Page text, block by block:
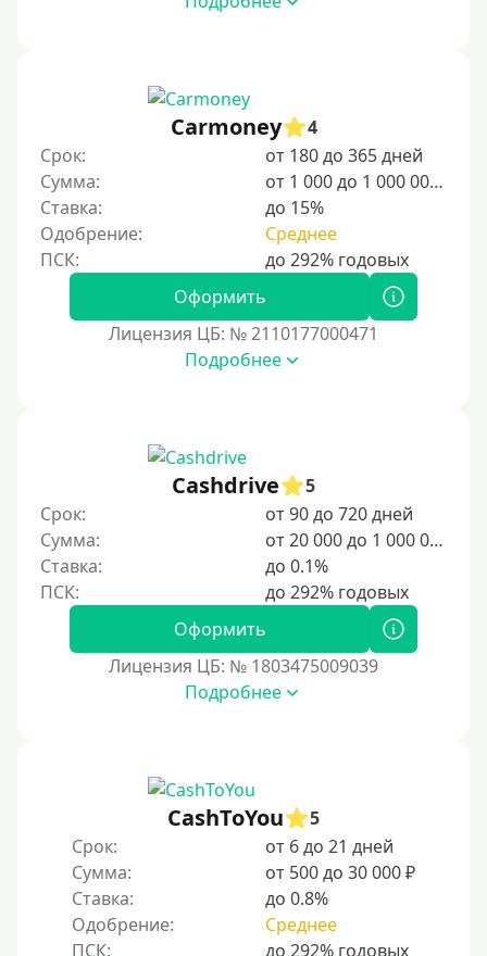
регистрации и возможности трудоустройства. В
Для граждан Узбекистана, проживающих за рубежом
Сумма (рублей)
100 руб
200 руб
300 руб
2500 руб
3000 руб
4000 руб
12000 руб
15000 руб
20000 руб
25000 руб
Carmoney
4
Срок:
от 180 до 365 дней
Сумма:
от 1 000 до 1 000 000 ₽
Ставка:
до 15%
Одобрение:
Среднее
Оформить
Лицензия ЦБ: № 2110177000471
Подробнее
Cashdrive
5
Срок:
от 90 до 720 дней
Сумма:
от 20 000 до 1 000 000 ₽
Ставка:
до 0.1%
Оформить
Лицензия ЦБ: № 1803475009039
Подробнее
CashToYou
5
Срок:
от 6 до 21 дней
Сумма:
от 500 до 30 000 ₽
Ставка:
до 0.8%
Одобрение:
Среднее